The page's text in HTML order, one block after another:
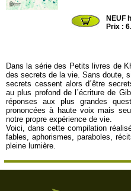
NEUF
Prix :
Dans la série des Petits livres de
des secrets de la vie. Sans doute,
secrets cessent alors d´être
au plus profond de l´écriture de
réponses aux plus grandes
prononcées à haute voix mais
notre propre expérience de vie.
Voici, dans cette compilation
fables, aphorismes, paraboles,
pleine lumière.